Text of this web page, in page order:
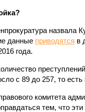
назвала
данные приводятся в
года.
с 89 до 257, то
комитета
тем, что